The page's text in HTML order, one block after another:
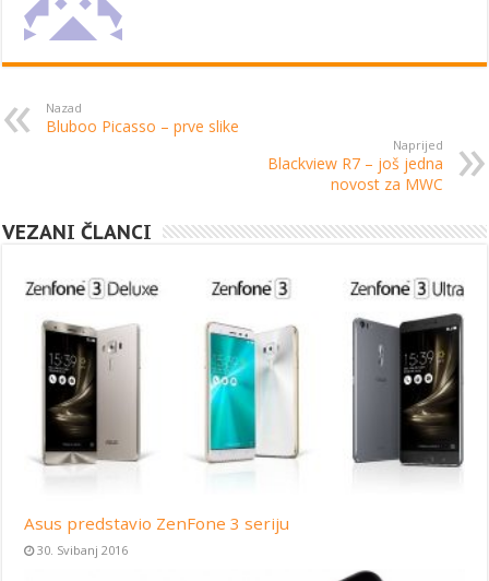
Nazad
Bluboo Picasso – prve slike
Naprijed
Blackview R7 – još jedna
novost za MWC
VEZANI ČLANCI
Asus predstavio ZenFone 3 seriju
30. Svibanj 2016